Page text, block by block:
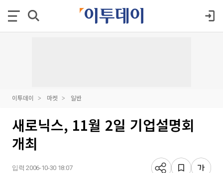
이투데이 마켓 일반
새로닉스, 11월 2일 기업설명회
개최
입력 2006-10-30 18:07